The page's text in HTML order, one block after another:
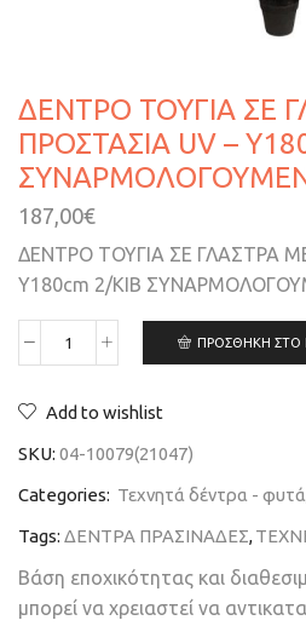
ΔΕΝΤΡΟ ΤΟΥΓΙΑ ΣΕ
ΠΡΟΣΤΑΣΙΑ UV –
187,00€
ΔΕΝΤΡΟ ΤΟΥΓΙΑ ΣΕ ΓΛΑΣΤΡΑ
Υ180cm 2/ΚΙΒ
ΠΡΟΣΘΉΚΗ ΣΤΟ
Add to wishlist
SKU: 04-10079(21047)
Categories: Τεχνητά δέντρα - φυτά
Tags: ΔΕΝΤΡΑ ΠΡΑΣΙΝΑΔΕΣ,
Βάση εποχικότητας και
μπορεί να χρειαστεί να